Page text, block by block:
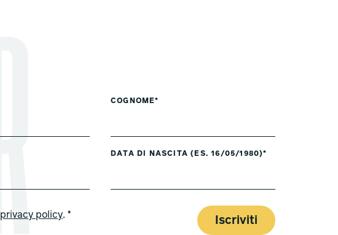
COGNOME*
DATA DI NASCITA (ES. 16/05/1980)*
privacy policy. * Iscriviti